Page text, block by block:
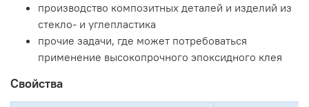
производство композитных деталей и изделий из
стекло- и углепластика
прочие задачи, где может потребоваться
применение высокопрочного эпоксидного клея
Свойства